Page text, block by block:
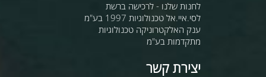
לחנות שלנו - לרכישה ברשת
לסי.איי.אל טכנולוגיות 1997 בע"מ
ענק האלקטרוניקה טכנולוגיות
מתקדמות בע"מ
יצירת קשר